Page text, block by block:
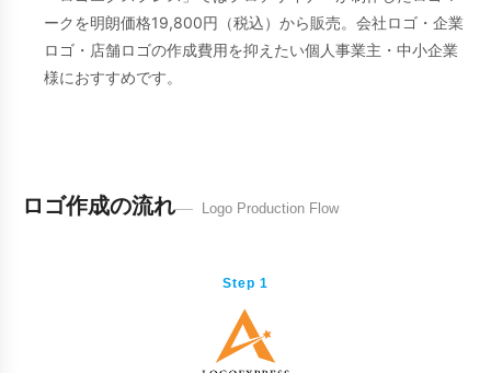
ークを明朗価格19,800円（税込）から販売。会社ロゴ・企業
ロゴ・店舗ロゴの作成費用を抑えたい個人事業主・中小企業
様におすすめです。
ロゴ作成の流れ Logo Production Flow
Step 1